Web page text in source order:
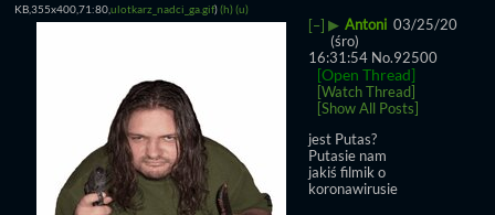
KB,355x400,71:80,ulotkarz_nadci_ga.gif)(h)(u)
[–] ▶ Antoni 03/25/20
(śro)
16:31:54 No.92500
[Open Thread]
[Watch Thread]
[Show All Posts]
jest Putas?
Putasie nam
jakiś filmik o
koronawirusie